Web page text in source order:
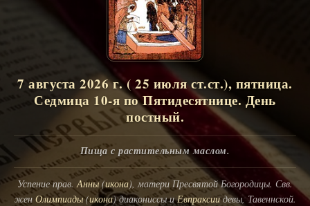
7 августа 2026 г. ( 25 июля ст.ст.), пятница.
Седмица 10-я по Пятидесятнице. День
постный.
Пища с растительным маслом.
Успение прав. Анны(икона), матери Пресвятой Богородицы. Свв.
жен Олимпиады(икона) диакониссы иЕвпраксиидевы, Тавеннской.